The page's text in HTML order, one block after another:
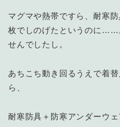
マグマや熱帯ですら、耐寒
枚でしのげたというのに……
せんでしたし。
あちこち動き回るうえで着
ら、
耐寒防具＋防寒アンダーウ